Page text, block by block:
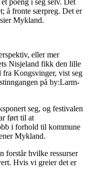
poeng i seg selv. Det
å fronte særpreg. Det er
Mykland.
eller mer
Nisjeland fikk den lille
Kongsvinger, vist seg
på by:Larm-
seg, og festivalen
ført til at
i forhold til kommune
Mykland.
forstår hvilke ressurser
Hvis vi greier det er